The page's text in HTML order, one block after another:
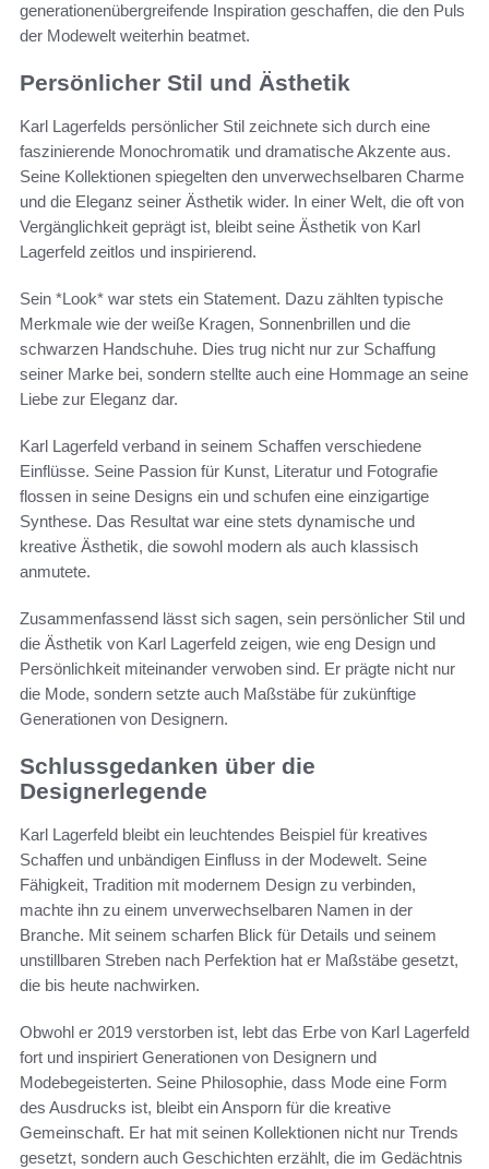
generationenübergreifende Inspiration geschaffen, die den Puls
der Modewelt weiterhin beatmet.
Persönlicher Stil und Ästhetik
Karl Lagerfelds persönlicher Stil zeichnete sich durch eine
faszinierende Monochromatik und dramatische Akzente aus.
Seine Kollektionen spiegelten den unverwechselbaren Charme
und die Eleganz seiner Ästhetik wider. In einer Welt, die oft von
Vergänglichkeit geprägt ist, bleibt seine Ästhetik von Karl
Lagerfeld zeitlos und inspirierend.
Sein *Look* war stets ein Statement. Dazu zählten typische
Merkmale wie der weiße Kragen, Sonnenbrillen und die
schwarzen Handschuhe. Dies trug nicht nur zur Schaffung
seiner Marke bei, sondern stellte auch eine Hommage an seine
Liebe zur Eleganz dar.
Karl Lagerfeld verband in seinem Schaffen verschiedene
Einflüsse. Seine Passion für Kunst, Literatur und Fotografie
flossen in seine Designs ein und schufen eine einzigartige
Synthese. Das Resultat war eine stets dynamische und
kreative Ästhetik, die sowohl modern als auch klassisch
anmutete.
Zusammenfassend lässt sich sagen, sein persönlicher Stil und
die Ästhetik von Karl Lagerfeld zeigen, wie eng Design und
Persönlichkeit miteinander verwoben sind. Er prägte nicht nur
die Mode, sondern setzte auch Maßstäbe für zukünftige
Generationen von Designern.
Schlussgedanken über die
Designerlegende
Karl Lagerfeld bleibt ein leuchtendes Beispiel für kreatives
Schaffen und unbändigen Einfluss in der Modewelt. Seine
Fähigkeit, Tradition mit modernem Design zu verbinden,
machte ihn zu einem unverwechselbaren Namen in der
Branche. Mit seinem scharfen Blick für Details und seinem
unstillbaren Streben nach Perfektion hat er Maßstäbe gesetzt,
die bis heute nachwirken.
Obwohl er 2019 verstorben ist, lebt das Erbe von Karl Lagerfeld
fort und inspiriert Generationen von Designern und
Modebegeisterten. Seine Philosophie, dass Mode eine Form
des Ausdrucks ist, bleibt ein Ansporn für die kreative
Gemeinschaft. Er hat mit seinen Kollektionen nicht nur Trends
gesetzt, sondern auch Geschichten erzählt, die im Gedächtnis